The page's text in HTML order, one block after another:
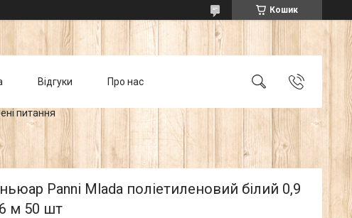
Кошик
Відгуки Про нас
питання
Panni Mlada поліетиленовий білий 0,9
м 50 шт